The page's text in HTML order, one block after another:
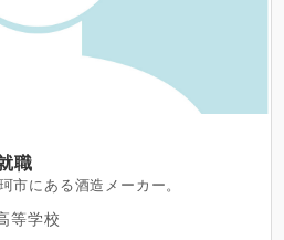
職
市にある酒造メーカー。
等学校